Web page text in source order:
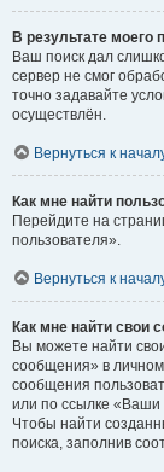
В результате моего
Ваш поиск дал
сервер не смог
точно задавайте
осуществлён.
Вернуться к
Как мне найти
Перейдите на
пользователя».
Вернуться к
Как мне найти свои
Вы можете найти
сообщения» в
сообщения
или по ссылке
Чтобы найти
поиска, заполнив